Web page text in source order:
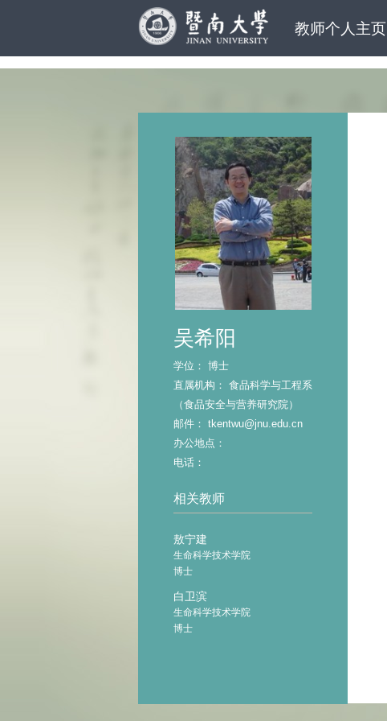
教师个人主页
吴希阳
学位： 博士
直属机构： 食品科学与工程系
（食品安全与营养研究院）
邮件： tkentwu@jnu.edu.cn
办公地点：
电话：
相关教师
敖宁建
生命科学技术学院
博士
白卫滨
生命科学技术学院
博士